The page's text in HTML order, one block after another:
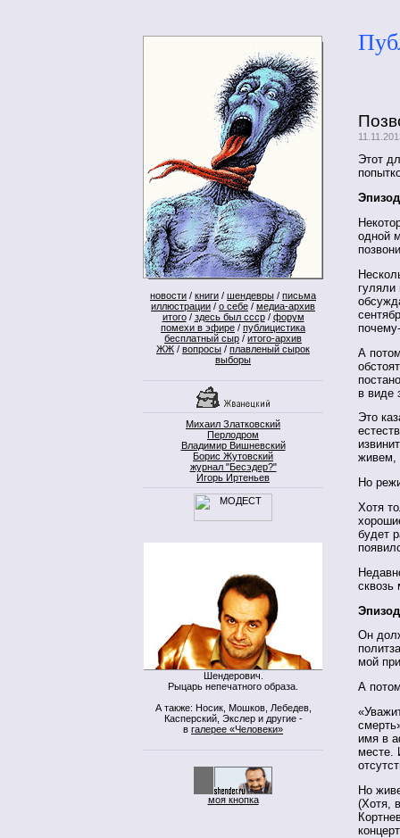
новости / книги / шендевры / письма
иллюстрации / о себе / медиа-архив
итого/ здесь был ссср/ форум
помехи в эфире / публицистика
бесплатный сыр / итого-архив
ЖЖ / вопросы / плавленый сырок
выборы
Михаил Златковский
Перлодром
Владимир Вишневский
Борис Жутовский
журнал "Бесэдер?"
Игорь Иртеньев
Шендерович.
Рыцарь непечатного образа.
А также: Носик, Мошков, Лебедев,
Касперский, Экслер и другие -
в галерее «Человеки»
моя кнопка
Этот
одной
гуляли
А
в виде
Это
живем,
Но
Хотя
будет
сквозь
Он
мой
А
имя в
месте.
Но
(Хотя,